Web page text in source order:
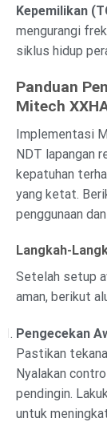
Kepemilikan
mengurangi
siklus hidup
Panduan
Mitech
Implementasi
NDT lapangan
kepatuhan
yang ketat.
penggunaan
Langkah-
Setelah setup
aman, berikut
Pengecekan
Pastikan
Nyalakan
pendingin.
untuk